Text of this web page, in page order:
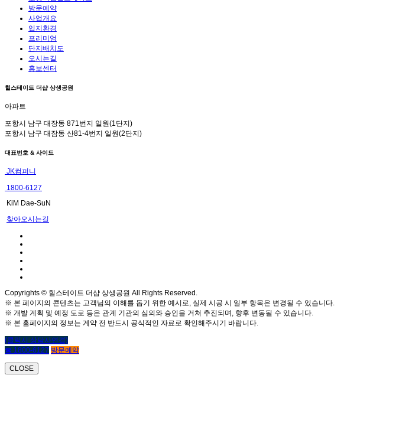
방문예약
사업개요
입지환경
프리미엄
단지배치도
오시는길
홍보센터
힐스테이트 더샵 상생공원
아파트
포항시 남구 대장동 871번지 일원(1단지)
포항시 남구 대잠동 산81-4번지 일원(2단지)
대표번호 & 사이드
JK컴퍼니
1800-6127
KiM Dae-SuN
찾아오시는길
Copyrights © 힐스테이트 더샵 상생공원 All Rights Reserved.
※ 본 페이지의 콘텐츠는 고객님의 이해를 돕기 위한 예시로, 실제 시공 시 일부 항목은 변경될 수 있습니다.
※ 개발 계획 및 예정 도로 등은 관계 기관의 심의와 승인을 거쳐 추진되며, 향후 변동될 수 있습니다.
※ 본 홈페이지의 정보는 계약 전 반드시 공식적인 자료로 확인해주시기 바랍니다.
(클릭시 상담사연결)
☎ 1800-6127 방문예약
CLOSE